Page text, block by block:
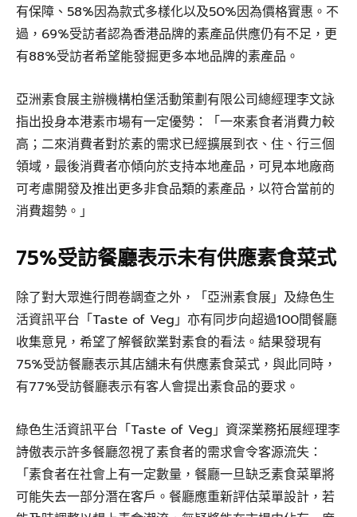
有保障、58%因為款式多樣化以及50%因為價格實惠。不
過，69%受訪者認為香港品牌的素產品供應仍有不足，更
有88%受訪者希望能發掘更多本地品牌的素產品。
亞洲素食展主辦機構柏堡活動策劃有限公司總經理李文詠
指出投身本港素市場有一定優勢：「一來素食者消費力較
高；二來消費者對於素的需求已經擴展到衣、住、行三個
領域，最後消費者亦傾向於支持本地產品，可見本地廠商
可考慮開發及推出更多非食品類的素產品，以符合當前的
消費趨勢。」
75%受訪餐廳表示未有供應素食菜式
除了對大眾進行問卷調查之外，「亞洲素食展」及綠色生
活資訊平台「Taste of Veg」亦有同步向超過100間餐廳
收集意見，希望了解餐飲業對素食的看法。結果發現有
75%受訪餐廳表示其店舖未有供應素食菜式，與此同時，
有77%受訪餐廳表示有客人會提出素食品的要求。
綠色生活資訊平台「Taste of Veg」資深業務拓展經理李
詩傲表示許多餐廳忽視了素食者的需求會令客源流失：
「素食者在社會上有一定數量，餐廳一旦缺乏素食菜單將
可能失去一部分潛在客戶。餐廳應重新評估菜單設計，若